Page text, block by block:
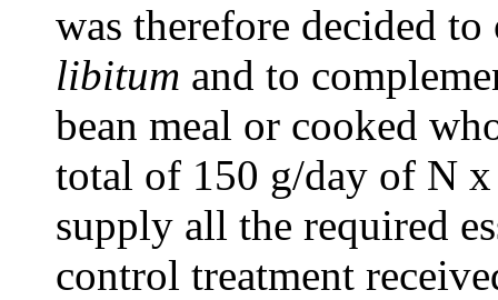
was therefore decided
libitum and to
bean meal or cooked
total of 150 g/day of N x
supply all the required
control treatment